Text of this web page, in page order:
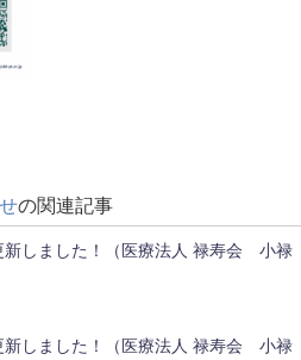
の関連記事
新しました！（医療法人 禄寿会 小禄
新しました！（医療法人 禄寿会 小禄